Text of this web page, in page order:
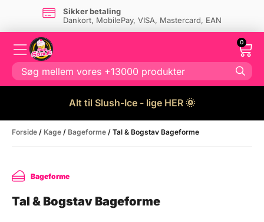
Sikker betaling
Dankort, MobilePay, VISA, Mastercard, EAN
0
Alt til Slush-Ice - lige HER 🌞
Forside / Kage / Bageforme / Tal & Bogstav Bageforme
Bageforme
Tal & Bogstav Bageforme